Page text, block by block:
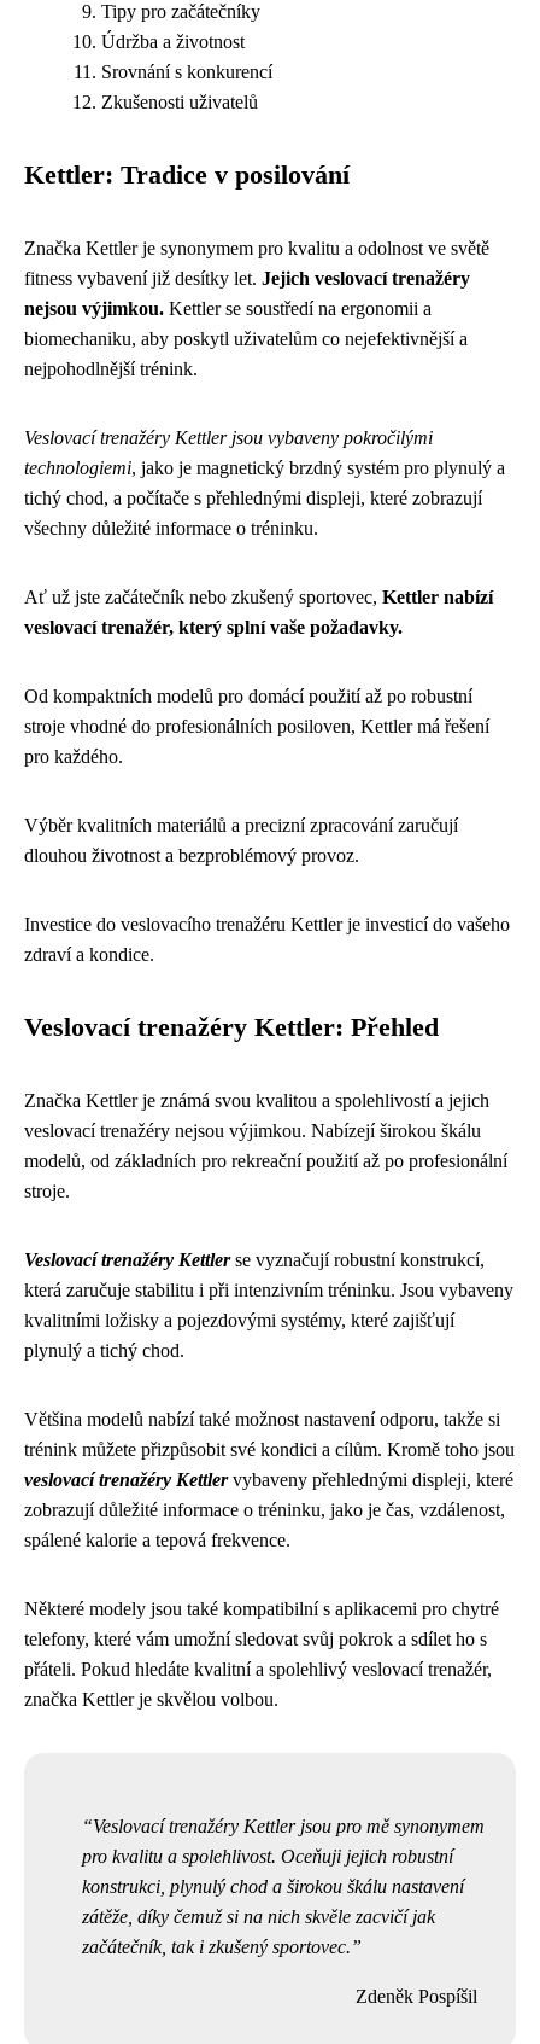
Tipy pro začátečníky
Údržba a životnost
Srovnání s konkurencí
Zkušenosti uživatelů
Kettler: Tradice v posilování
Značka Kettler je synonymem pro kvalitu a odolnost ve světě
fitness vybavení již desítky let. Jejich veslovací trenažéry
nejsou výjimkou. Kettler se soustředí na ergonomii a
biomechaniku, aby poskytl uživatelům co nejefektivnější a
nejpohodlnější trénink.
Veslovací trenažéry Kettler jsou vybaveny pokročilými
technologiemi, jako je magnetický brzdný systém pro plynulý a
tichý chod, a počítače s přehlednými displeji, které zobrazují
všechny důležité informace o tréninku.
Ať už jste začátečník nebo zkušený sportovec, Kettler nabízí
veslovací trenažér, který splní vaše požadavky.
Od kompaktních modelů pro domácí použití až po robustní
stroje vhodné do profesionálních posiloven, Kettler má řešení
pro každého.
Výběr kvalitních materiálů a precizní zpracování zaručují
dlouhou životnost a bezproblémový provoz.
Investice do veslovacího trenažéru Kettler je investicí do vašeho
zdraví a kondice.
Veslovací trenažéry Kettler: Přehled
Značka Kettler je známá svou kvalitou a spolehlivostí a jejich
veslovací trenažéry nejsou výjimkou. Nabízejí širokou škálu
modelů, od základních pro rekreační použití až po profesionální
stroje.
Veslovací trenažéry Kettlerse vyznačují robustní konstrukcí,
která zaručuje stabilitu i při intenzivním tréninku. Jsou vybaveny
kvalitními ložisky a pojezdovými systémy, které zajišťují
plynulý a tichý chod.
Většina modelů nabízí také možnost nastavení odporu, takže si
trénink můžete přizpůsobit své kondici a cílům. Kromě toho jsou
veslovací trenažéry Kettlervybaveny přehlednými displeji, které
zobrazují důležité informace o tréninku, jako je čas, vzdálenost,
spálené kalorie a tepová frekvence.
Některé modely jsou také kompatibilní s aplikacemi pro chytré
telefony, které vám umožní sledovat svůj pokrok a sdílet ho s
přáteli. Pokud hledáte kvalitní a spolehlivý veslovací trenažér,
značka Kettler je skvělou volbou.
Veslovací trenažéry Kettler jsou pro mě synonymem
pro kvalitu a spolehlivost. Oceňuji jejich robustní
konstrukci, plynulý chod a širokou škálu nastavení
zátěže, díky čemuž si na nich skvěle zacvičí jak
začátečník, tak i zkušený sportovec.
Zdeněk Pospíšil